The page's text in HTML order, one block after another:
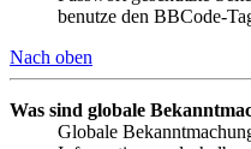
benutze den BBCode-
Nach oben
Was sind globale
Globale